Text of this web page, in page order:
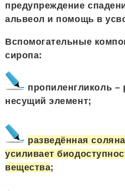
предупреждение
альвеол и помощь в
Вспомогательные
сиропа:
пропиленгликоль –
несущий элемент;
разведённая
усиливает
вещества;